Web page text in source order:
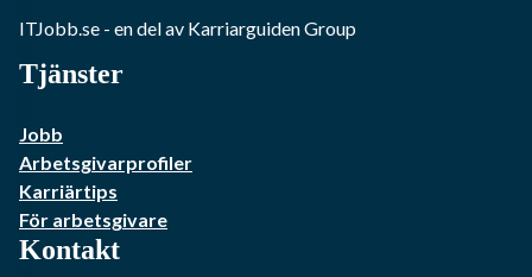
ITJobb.se - en del av Karriarguiden Group
Tjänster
Jobb
Arbetsgivarprofiler
Karriärtips
För arbetsgivare
Kontakt